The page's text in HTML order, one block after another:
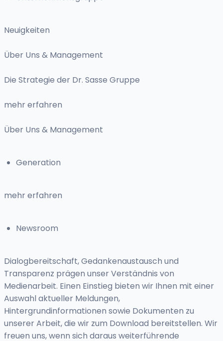
Neuigkeiten
Über Uns & Management
Die Strategie der Dr. Sasse Gruppe
mehr erfahren
Über Uns & Management
Generation
mehr erfahren
Newsroom
Dialogbereitschaft, Gedankenaustausch und
Transparenz prägen unser Verständnis von
Medienarbeit. Einen Einstieg bieten wir Ihnen mit einer
Auswahl aktueller Meldungen,
Hintergrundinformationen sowie Dokumenten zu
unserer Arbeit, die wir zum Download bereitstellen. Wir
freuen uns, wenn sich daraus weiterführende